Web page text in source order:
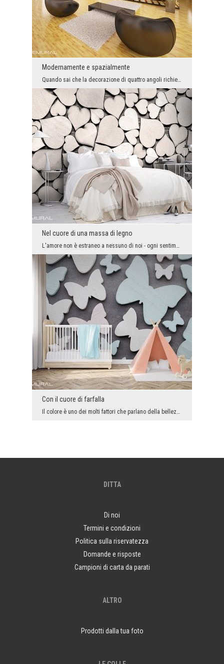
Modernamente e spazialmente
Quando sai che la decorazione di quattro angoli richiede l’abbellimento, sulla fronte delle tue i...
Nel cuore di una massa di legno
L'amore non è estraneo a nessuno di noi - ogni sentimento accumulandosi in una persona merita un ...
Con il cuore di farfalla
Il colore è uno dei molti fattori che parlano della bellezza che ci circonda. Se desideri modific...
DITTA
Di noi
Termini e condizioni
Politica sulla riservatezza
Domande e risposte
Campioni di carta da parati
ALTRO
Prodotti dalla tua foto